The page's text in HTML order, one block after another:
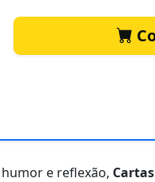
e reflexão,